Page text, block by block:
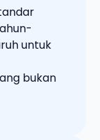
untuk
bukan